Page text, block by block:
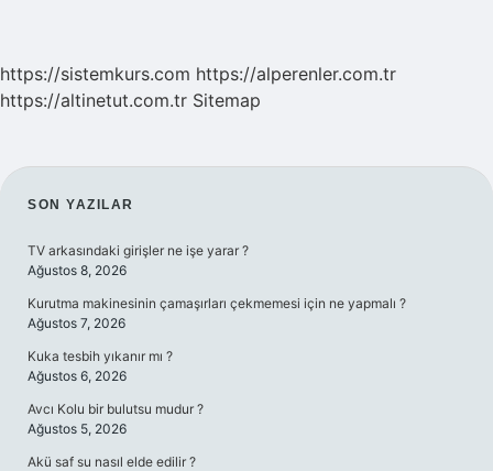
https://sistemkurs.com https://alperenler.com.tr
https://altinetut.com.tr Sitemap
SIDEBAR
SON YAZILAR
TV arkasındaki girişler ne işe yarar ?
Ağustos 8, 2026
Kurutma makinesinin çamaşırları çekmemesi için ne yapmalı ?
Ağustos 7, 2026
Kuka tesbih yıkanır mı ?
Ağustos 6, 2026
Avcı Kolu bir bulutsu mudur ?
Ağustos 5, 2026
Akü saf su nasıl elde edilir ?